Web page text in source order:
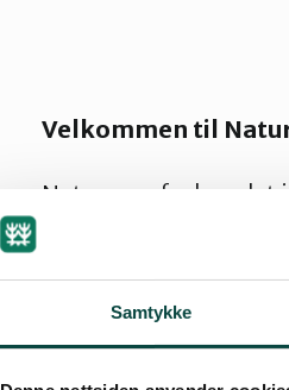
Samtykke
Velkommen til
Naturvernforbundet
Naturvernforbundet
mat eller din lokale